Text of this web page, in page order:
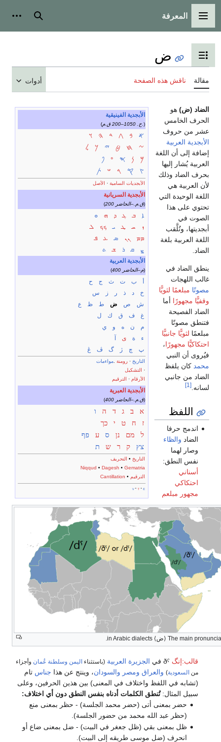
القائمة الرئيسية
المعرفة بحث
تبديل عرض جدول المحتويات
ض
مقالة ناقش هذه الصفحة أدوات
الأبجدية الفينيقية
( ح. 1050–200 ق.م.)
𐤀
𐤁
𐤂
𐤃
𐤄
𐤅
𐤆
𐤇
𐤈
𐤉
𐤊
𐤋
𐤌
𐤍
𐤎
𐤏
𐤐
𐤑
𐤒
𐤓
𐤔
𐤕
الأبجديات السامية· الأصل
الأبجدية السريانية
( 200 ق.م.–الحاضر)
ܐ ܒ ܓ ܕ ܗ
ܘ
ܙ
ܚ ܛ ܝ ܟܟ
ܠ
ܡܡ
ܢܢ ܣ ܥ
ܦ
ܨ
ܩ ܪ ܫ
ܬ
الأبجدية العربية
( 400 م–الحاضر)
ب ت ث ج
ح
خ
د ذ ر ز
س
ش
ص ض ط ظ
ع
غ
ف ق ك
ل
م
ن ه و
ي
ء
ة ى
پ
چ ژ گ ڤ ڠ
التاريخ· رومنة.مواءمات
التشكيل ·
الأرقام· الترقيم
الأبجدية العبرية
( 400 ق.م.–الحاضر)
א ב ג ד ה
ו
ז
ח ט י
כך
ל
מם נן ס ע
פף
צץ
ק ר ש ת
التاريخ• التحريف
Niqqud •Dagesh •Gematria
Cantillation • الترقيم
v t e
الضاد (ض) هو
الحرف الخامس
عشر من حروف
الأبجدية العربية
إضافة إلى أن اللغة
العربية يُشار إليها
بحرف الضاد وذلك
لأن العربية هي
اللغة الوحيدة التي
تحتوي على هذا
الصوت في
أبجديتها، وتُلَّقب
اللغة العربية بلغة
الضاد.
ينطق الضاد في
غالب اللهجات
مصوتًا مبلعمًا لثويًّا
وقفيًّا مجهورًا أما
الضاد الفصيحة
فتنطق مصوتًا
مبلعمًا لثويًّا جانبيًّا
احتكاكيًّا مجهورًا،
فيُروى أن النبي
محمد كان يلفظ
الضاد من جانبي
لسانه. [1]
اللفظ
The main
⟨ض⟩
اندمج حرفا
الضاد والظاء
وصار لهما
نفس النطق:
أسناني
احتكاكي
مجهور مبلعم
قالب:إنگ ðˤ في الجزيرة العربية (باستثناءاليمن وسلطنة عُمان وأجزاء
منالسعودية) والعراق ومصر والسودان، وينتج عن هذا جناس تام
(تشابه في اللفظ واختلاف في المعنى) بين هذين الحرفين، وعلى
سبيل المثال:تُنطق الكلمات أدناه بنفس النطق دون أي اختلاف:
حضر بمعنى أتى (حضر محمد الجلسة) - حظر بمعنى منع
(حظر عبد الله محمد من حضور الجلسة).
ظل بمعنى بقي (ظل جعغر في البيت) - ضل بمعنى ضاع أو
انحرف (ضل موسى طريقه إلى البيت).